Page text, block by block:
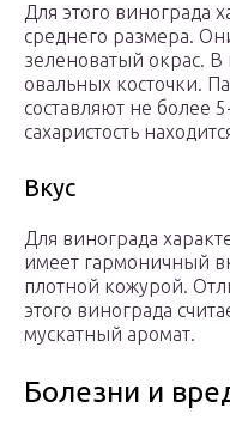
Для этого винограда
среднего размера.
зеленоватый окрас. В
овальных косточки.
составляют не более
сахаристость
Вкус
Для винограда
имеет гармоничный
плотной кожурой.
этого винограда
мускатный аромат.
Болезни и